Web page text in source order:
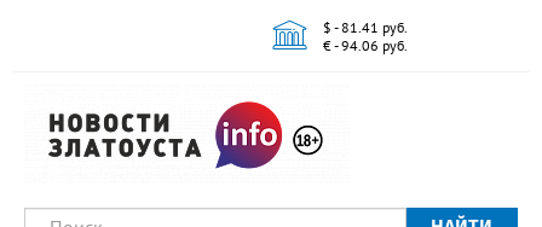
$ - 81.41 руб.
€ - 94.06 руб.